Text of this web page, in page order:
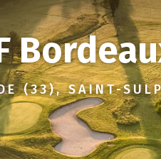
POUR DÉBUTER
POUR SE
AU GOLF
POUR ENFANTS
NOS OFFRES :
NOS OFFRES :
NOS OFFRES :
NOS OFFRES – BONS
PROMOS
(33), SAINT-